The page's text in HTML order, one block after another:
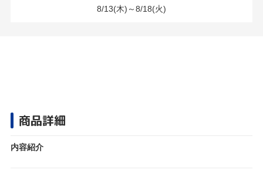
8/13(木)～8/18(火)
商品詳細
内容紹介